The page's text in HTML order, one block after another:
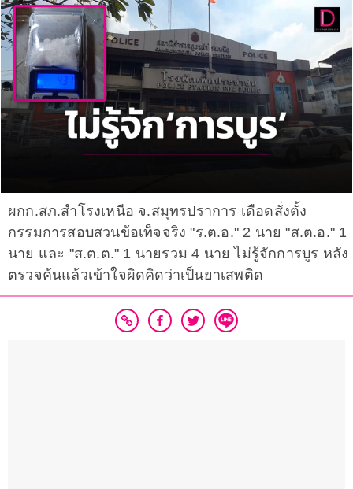
ผกก.สภ.สำโรงเหนือ จ.สมุทรปราการ เดือดสั่งตั้ง
กรรมการสอบสวนข้อเท็จจริง "ร.ต.อ." 2 นาย "ส.ต.อ." 1
นาย และ "ส.ต.ต." 1 นายรวม 4 นาย ไม่รู้จักการบูร หลัง
ตรวจค้นแล้วเข้าใจผิดคิดว่าเป็นยาเสพติด